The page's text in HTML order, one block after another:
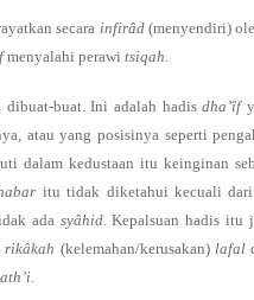
secara infirâd(menyendiri)
menyalahi perawi tsiqah.
buat. Ini adalah hadisdha’îf
atau yang posisinya seperti
dalam kedustaan itu keinginan
itu tidak diketahui kecuali
ada syâhid. Kepalsuan hadis itu
rikâkah (kelemahan/kerusakan) lafal
.